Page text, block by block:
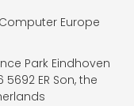
Europe
Park Eindhoven
5692 ER Son, the